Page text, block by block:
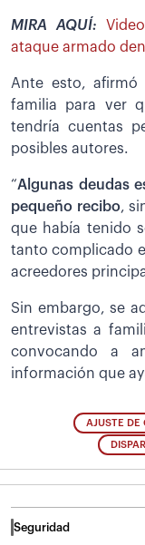
MIRA AQUÍ:
ataque armado
Ante esto,
familia para ver
tendría cuentas
posibles autores.
“Algunas deudas
pequeño recibo,
que había tenido
tanto complicado
acreedores
Sin embargo, se
entrevistas a
convocando a
información que
AJUSTE DE
Seguridad